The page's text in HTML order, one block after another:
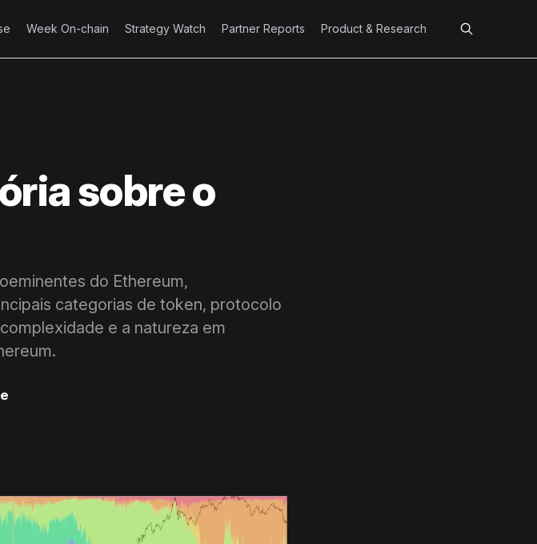
Week On-chain Strategy Watch Partner Reports Product & Research
sobre o
do Ethereum,
categorias de token, protocolo
e a natureza em